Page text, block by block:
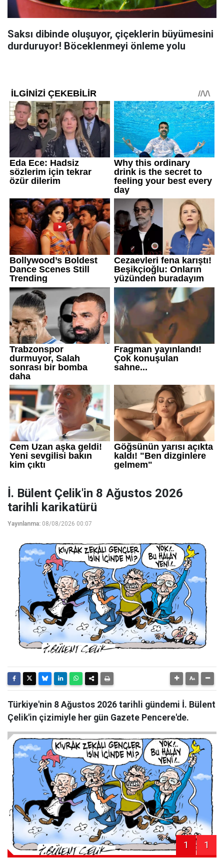
Saksı dibinde oluşuyor, çiçeklerin büyümesini
durduruyor! Böceklenmeyi önleme yolu
İ. Bülent Çelik'in 8 Ağustos 2026
tarihli karikatürü
Yayınlanma: 08/08/2026 00:07
Türkiye'nin 8 Ağustos 2026 tarihli gündemi İ. Bülent
Çelik'in çizimiyle her gün Gazete Pencere'de.
1 1